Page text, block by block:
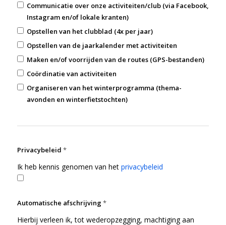
Communicatie over onze activiteiten/club (via Facebook,
Instagram en/of lokale kranten)
Opstellen van het clubblad (4x per jaar)
Opstellen van de jaarkalender met activiteiten
Maken en/of voorrijden van de routes (GPS-bestanden)
Coördinatie van activiteiten
Organiseren van het winterprogramma (thema-
avonden en winterfietstochten)
Privacybeleid *
Ik heb kennis genomen van het privacybeleid
Automatische afschrijving *
Hierbij verleen ik, tot wederopzegging, machtiging aan